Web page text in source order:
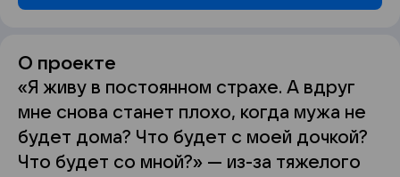
О проекте
«Я живу в постоянном страхе. А вдруг
мне снова станет плохо, когда мужа не
будет дома? Что будет с моей дочкой?
Что будет со мной?» — из-за тяжелого